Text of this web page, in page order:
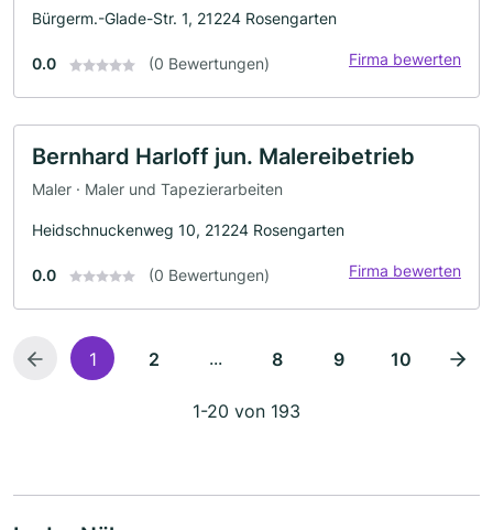
Bürgerm.-Glade-Str. 1, 21224 Rosengarten
0.0 (0 Bewertungen) Firma bewerten
Bernhard Harloff jun. Malereibetrieb
Maler · Maler und Tapezierarbeiten
Heidschnuckenweg 10, 21224 Rosengarten
0.0 (0 Bewertungen) Firma bewerten
1 2 ... 8 9 10
1-20 von 193